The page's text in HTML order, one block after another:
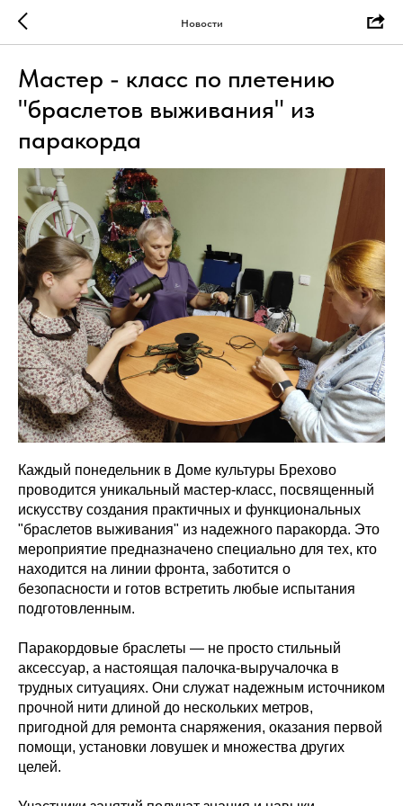
Новости
Мастер - класс по плетению
"браслетов выживания" из
паракорда
Каждый понедельник в Доме культуры Брехово
проводится уникальный мастер-класс, посвященный
искусству создания практичных и функциональных
"браслетов выживания" из надежного паракорда. Это
мероприятие предназначено специально для тех, кто
находится на линии фронта, заботится о
безопасности и готов встретить любые испытания
подготовленным.
Паракордовые браслеты — не просто стильный
аксессуар, а настоящая палочка-выручалочка в
трудных ситуациях. Они служат надежным источником
прочной нити длиной до нескольких метров,
пригодной для ремонта снаряжения, оказания первой
помощи, установки ловушек и множества других
целей.